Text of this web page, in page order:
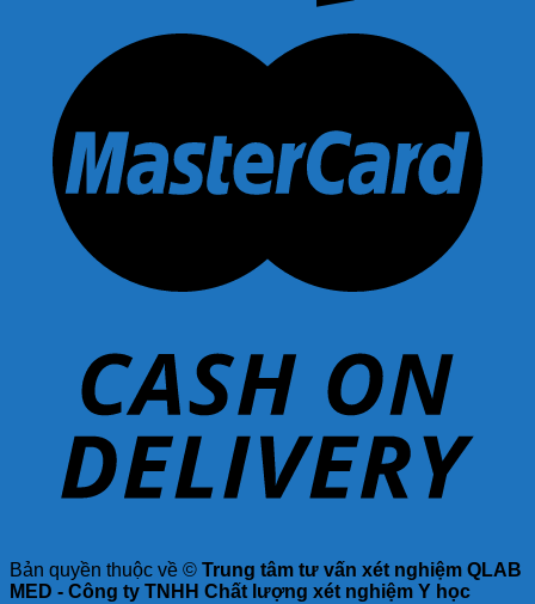
Bản quyền thuộc về © Trung tâm tư vấn xét nghiệm QLAB
MED - Công ty TNHH Chất lượng xét nghiệm Y học